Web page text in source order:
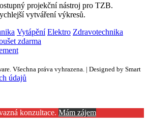
projekční nástroj pro TZB.
vytváření výkresů.
Vytápění Elektro Zdravotechnika
zdarma
Všechna práva vyhrazena. | Designed by Smart
údajů
konzultace. Mám zájem